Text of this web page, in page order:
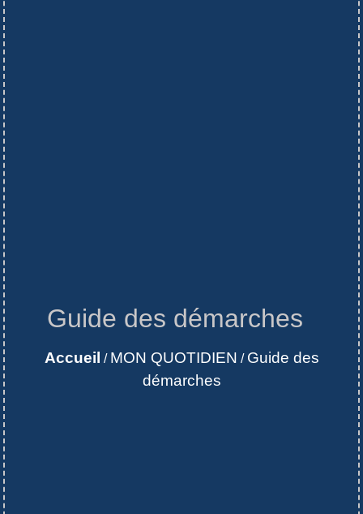
Guide des démarches
Accueil / MON QUOTIDIEN / Guide des
démarches